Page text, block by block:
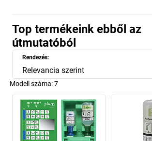
Top termékeink ebből az
útmutatóból
Rendezés:
Relevancia szerint
Modell száma:7